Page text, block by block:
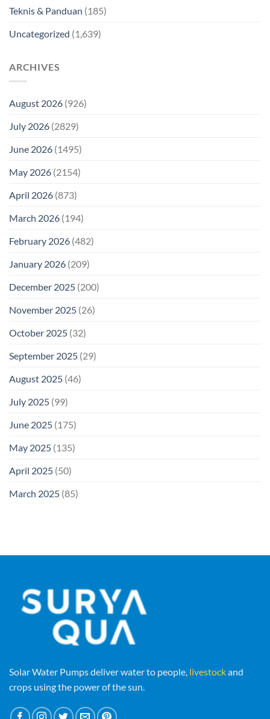
Teknis & Panduan (185)
Uncategorized (1,639)
ARCHIVES
August 2026 (926)
July 2026 (2829)
June 2026 (1495)
May 2026 (2154)
April 2026 (873)
March 2026 (194)
February 2026 (482)
January 2026 (209)
December 2025 (200)
November 2025 (26)
October 2025 (32)
September 2025 (29)
August 2025 (46)
July 2025 (99)
June 2025 (175)
May 2025 (135)
April 2025 (50)
March 2025 (85)
Solar Water Pumps deliver water to people, livestockand
crops using the power of the sun.